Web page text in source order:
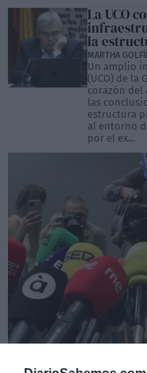
La UCO
la
MARTHA
Un amplio
(UCO) de la
corazón del
las
estructura
al entorno
por el ex...
El PSOE